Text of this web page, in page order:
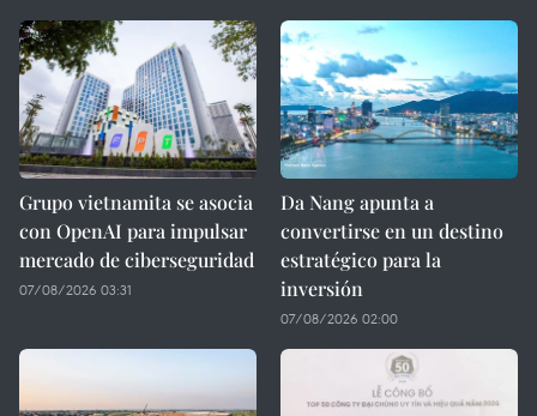
Grupo vietnamita se asocia
con OpenAI para impulsar
mercado de ciberseguridad
07/08/2026 03:31
Da Nang apunta a
convertirse en un destino
estratégico para la
inversión
07/08/2026 02:00